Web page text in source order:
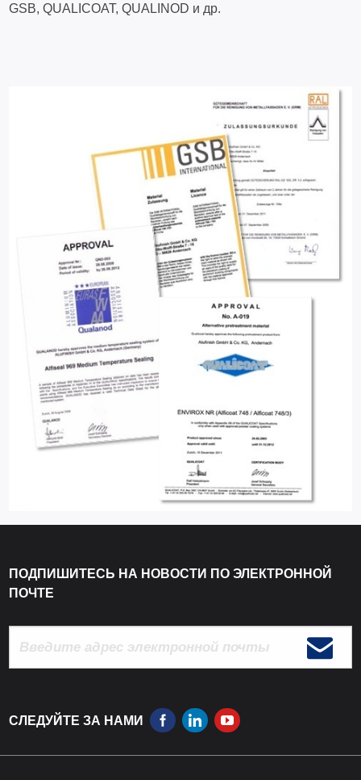
GSB, QUALICOAT, QUALINOD и др.
ПОДПИШИТЕСЬ НА НОВОСТИ ПО ЭЛЕКТРОННОЙ
ПОЧТЕ
СЛЕДУЙТЕ ЗА НАМИ